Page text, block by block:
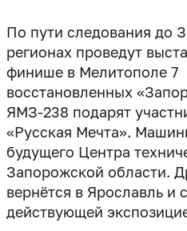
По пути следования до
регионах проведут
финише в Мелитополе 7
восстановленных
ЯМЗ-238 подарят
«Русская Мечта».
будущего Центра
Запорожской области.
вернётся в Ярославль и
действующей